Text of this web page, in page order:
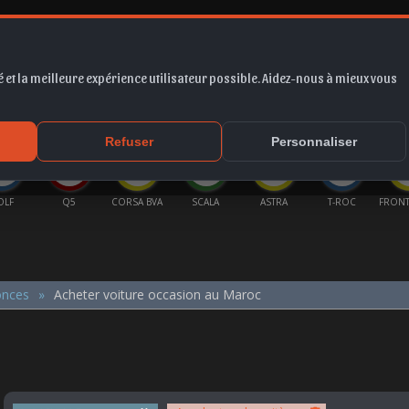
la meilleure expérience utilisateur possible. Aidez-nous à mieux vous
Refuser Personnaliser
Q5 CORSA BVA SCALA ASTRA T-ROC
Acheter voiture occasion au Maroc